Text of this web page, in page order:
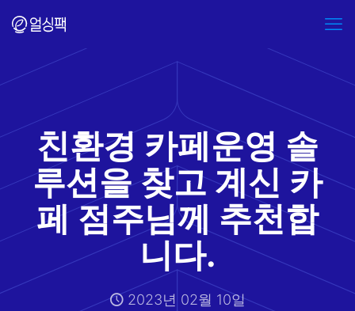
친환경 카페운영 솔
루션을 찾고 계신 카
페 점주님께 추천합
니다.
2023년 02월 10일